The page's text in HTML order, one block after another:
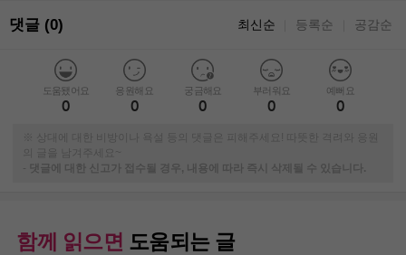
댓글 (0) 최신순 등록순 공감순
도움됐어요
0
응원해요
0
궁금해요
0
부러워요
0
예뻐요
0
※ 상대에 대한 비방이나 욕설 등의 댓글은 피해주세요! 따뜻한 격려와 응원
-
댓글에 대한 신고가 접수될 경우, 내용에 따라 즉시 삭제될 수 있습니다.
함께 읽으면 도움되는 글